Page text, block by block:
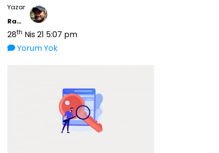
Yazar
Ramiz Tayfur
28th Nis 21 5:07 pm
Yorum Yok